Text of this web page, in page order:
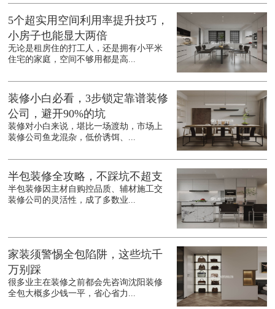
5个超实用空间利用率提升技巧，
小房子也能显大两倍
无论是租房住的打工人，还是拥有小平米
住宅的家庭，空间不够用都是高...
装修小白必看，3步锁定靠谱装修
公司，避开90%的坑
装修对小白来说，堪比一场渡劫，市场上
装修公司鱼龙混杂，低价诱饵、...
半包装修全攻略，不踩坑不超支
半包装修因主材自购控品质、辅材施工交
装修公司的灵活性，成了多数业...
家装须警惕全包陷阱，这些坑千
万别踩
很多业主在装修之前都会先咨询沈阳装修
全包大概多少钱一平，省心省力...